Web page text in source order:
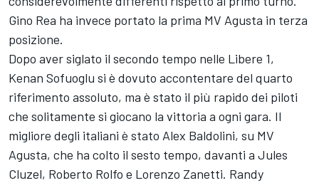
Gino Rea ha invece portato la prima MV Agusta in terza
posizione.
Dopo aver siglato il secondo tempo nelle Libere 1,
Kenan Sofuoglu si è dovuto accontentare del quarto
riferimento assoluto, ma è stato il più rapido dei piloti
che solitamente si giocano la vittoria a ogni gara. Il
migliore degli italiani è stato Alex Baldolini, su MV
Agusta, che ha colto il sesto tempo, davanti a Jules
Cluzel, Roberto Rolfo e Lorenzo Zanetti. Randy